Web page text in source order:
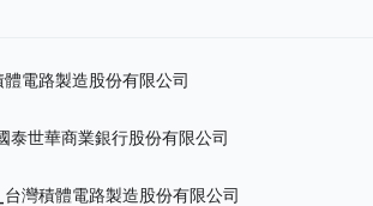
電路製造股份有限公司
泰世華商業銀行股份有限公司
灣積體電路製造股份有限公司